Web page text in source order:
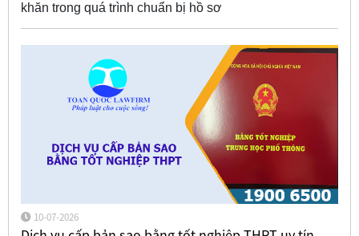
khăn trong quá trình chuẩn bị hồ sơ
10-07-2026